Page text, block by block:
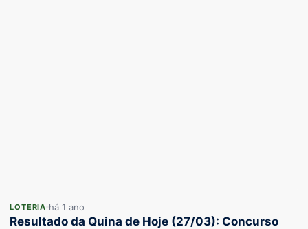
LOTERIA há 1 ano
Resultado da Quina de Hoje (27/03): Concurso